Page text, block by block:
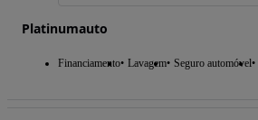
Platinumauto
Financiamento Lavagem Seguro automóvel